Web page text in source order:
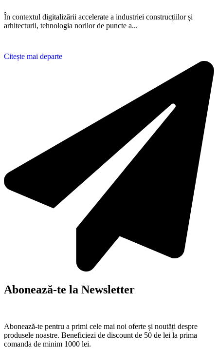
În contextul digitalizării accelerate a industriei construcțiilor și
arhitecturii, tehnologia norilor de puncte a...
Citește mai departe
Abonează-te la Newsletter
Abonează-te pentru a primi cele mai noi oferte și noutăți despre
produsele noastre. Beneficiezi de discount de 50 de lei la prima
comanda de minim 1000 lei.